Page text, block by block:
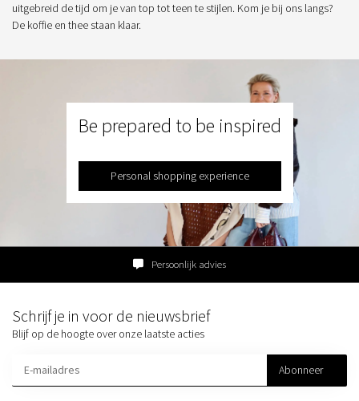
uitgebreid de tijd om je van top tot teen te stijlen. Kom je bij ons langs?
De koffie en thee staan klaar.
Be prepared to be inspired
Personal shopping experience
Persoonlijk advies
Schrijf je in voor de nieuwsbrief
Blijf op de hoogte over onze laatste acties
Abonneer